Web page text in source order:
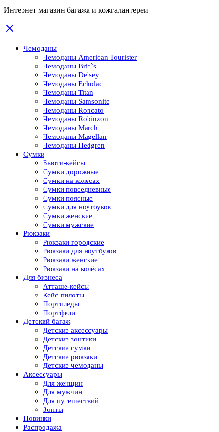
Интернет магазин багажа и кожгалантереи
Чемоданы
Чемоданы American Tourister
Чемоданы Bric`s
Чемоданы Delsey
Чемоданы Echolac
Чемоданы Titan
Чемоданы Samsonite
Чемоданы Roncato
Чемоданы Robinzon
Чемоданы March
Чемоданы Magellan
Чемоданы Hedgren
Сумки
Бьюти-кейсы
Сумки дорожные
Сумки на колесах
Сумки повседневные
Сумки поясные
Сумки для ноутбуков
Сумки женские
Сумки мужские
Рюкзаки
Рюкзаки городские
Рюкзаки для ноутбуков
Рюкзаки женские
Рюкзаки на колёсах
Для бизнеса
Атташе-кейсы
Кейс-пилоты
Портпледы
Портфели
Детский багаж
Детские аксессуары
Детские зонтики
Детские сумки
Детские рюкзаки
Детские чемоданы
Аксессуары
Для женщин
Для мужчин
Для путешествий
Зонты
Новинки
Распродажа